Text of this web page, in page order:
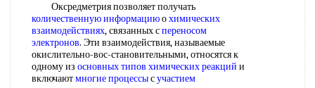
Оксредметрия позволяет получать
количественную информациюохимических
взаимодействиях, связанных спереносом
электронов. Эти взаимодействия, называемые
окислительно-вос-становительными, относятся к
одному из основных типов химических реакций и
включаютмногие процессысучастием